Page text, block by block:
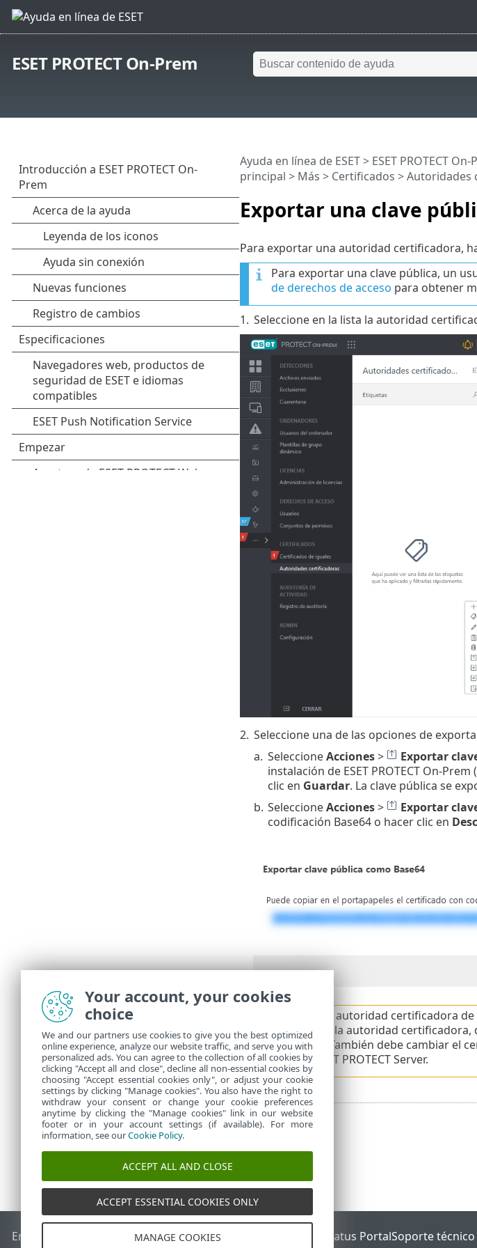
ESET PROTECT On-Prem
Exportar una clave
Ayuda en línea de ESET> ESET PROTECT On-
principal > Más > Certificados >Autoridades
Para exportar una autoridad certificadora,
Para exportar una clave pública, un
de derechos de acceso para obtener
1. Seleccione en la lista la autoridad
2. Seleccione una de las opciones de
a. SeleccioneAcciones> Exportar
instalación de ESET PROTECT On-
clic en Guardar. La clave pública se
b. SeleccioneAcciones> Exportar
codificación Base64 o hacer clic en
Si elimina la autoridad certificadora
reemplazar la autoridad
autoridad. También debe cambiar el
servicio ESET PROTECT Server.
End of Life Base de conocimiento de ESET ESET Status PortalSoporte
Your account, your cookies
choice
We and our partners use cookies to give you the best optimized
online experience, analyze our website traffic, and serve you with
personalized ads. You can agree to the collection of all cookies by
clicking "Accept all and close", decline all non-essential cookies by
choosing "Accept essential cookies only", or adjust your cookie
settings by clicking "Manage cookies". You also have the right to
withdraw your consent or change your cookie preferences
anytime by clicking the "Manage cookies" link in our website
footer or in your account settings (if available). For more
information, see ourCookie Policy.
ACCEPT ALL AND CLOSE
ACCEPT ESSENTIAL COOKIES ONLY
MANAGE COOKIES